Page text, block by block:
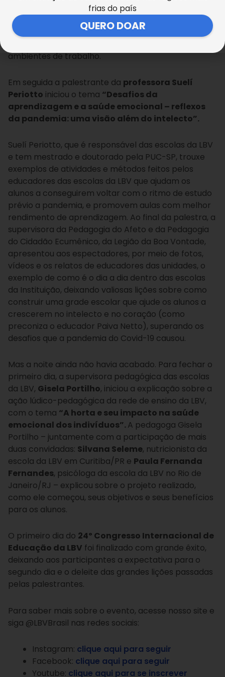
Foram muitos os conhecimentos e estratégias que a
dra. Talita Pazeto trouxe, deixando aos
espectadores importantes aprendizados que
ambientes de trabalho.
Em seguida a palestrante da professora Suelí
Periotto iniciou o tema “Desafios da
aprendizagem e a saúde emocional – reflexos
da pandemia: uma visão além do intelecto”.
Suelí Periotto, que é responsável das escolas da LBV
e tem mestrado e doutorado pela PUC-SP, trouxe
exemplos de atividades e métodos feitos pelos
educadores das escolas da LBV que ajudam os
alunos a conseguirem voltar com o ritmo de estudo
prévio a pandemia, e promovem aulas com melhor
rendimento de aprendizagem. Ao final da palestra, a
supervisora da Pedagogia do Afeto e da Pedagogia
do Cidadão Ecumênico, da Legião da Boa Vontade,
apresentou aos espectadores, por meio de fotos,
vídeos e os relatos de educadores das unidades, o
exemplo de como é o dia a dia dentro das escolas
da Instituição, deixando valiosas lições sobre como
construir uma grade escolar que ajude os alunos a
crescerem no intelecto e no coração (como
preconiza o educador Paiva Netto), superando os
desafios que a pandemia do Covid-19 causou.
Mas a noite ainda não havia acabado. Para fechar o
primeiro dia, a supervisora pedagógica das escolas
da LBV, Gisela Portilho, iniciou a explicação sobre a
ação lúdico-pedagógica da rede de ensino da LBV,
com o tema “A horta e seu impacto na saúde
emocional dos indivíduos”.A pedagoga Gisela
Portilho – juntamente com a participação de mais
duas convidadas: Silvana Seleme, nutricionista da
escola da LBV em Curitiba/PR e Paula Fernanda
Fernandes, psicóloga da escola da LBV no Rio de
Janeiro/RJ – explicou sobre o projeto realizado,
como ele começou, seus objetivos e seus benefícios
para os alunos.
O primeiro dia do 24º Congresso Internacional de
Educação da LBV foi finalizado com grande êxito,
deixando aos participantes a expectativa para o
segundo dia e o deleite das grandes lições passadas
pelas palestrantes.
Para saber mais sobre o evento, acesse nosso site e
siga @LBVBrasil nas redes sociais:
Instagram: clique aqui para seguir
Facebook: clique aqui para seguir
Youtube: clique aqui para se inscrever
frias do país
QUERO DOAR